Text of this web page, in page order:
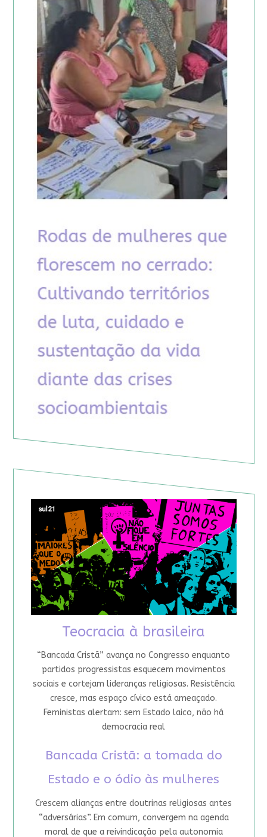
Teocracia à brasileira
“Bancada Cristã” avança no Congresso enquanto
partidos progressistas esquecem movimentos
sociais e cortejam lideranças religiosas. Resistência
cresce, mas espaço cívico está ameaçado.
Feministas alertam: sem Estado laico, não há
democracia real
Bancada Cristã: a tomada do
Estado e o ódio às mulheres
Crescem alianças entre doutrinas religiosas antes
“adversárias”. Em comum, convergem na agenda
moral de que a reivindicação pela autonomia